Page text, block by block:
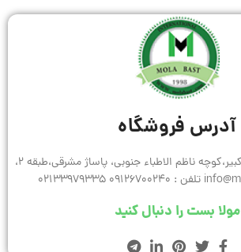
آدرس فروشگاه
تـهـــــران،خیابان امیر کبیر،کوچه ناظم الاطباء جنوبی، پاساژ مشرقی،طبقه 2،
مولا بست را دنبال کنید